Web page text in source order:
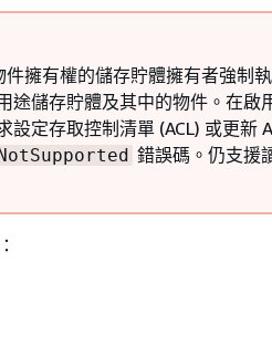
擁有權的儲存貯體擁有者強制執
途儲存貯體及其中的物件。在啟
定存取控制清單 (ACL) 或更新
錯誤碼。仍支援